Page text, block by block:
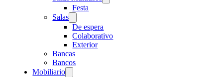
Festa
Salas
De espera
Colaborativo
Exterior
Bancas
Bancos
Mobiliario